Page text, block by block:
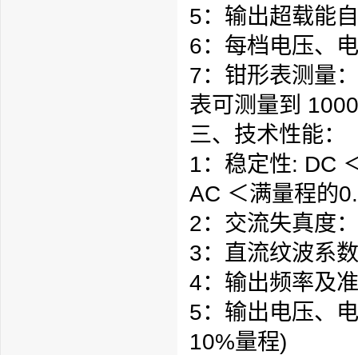
5：输出超载能
6：每档电压、
7：钳形表测量
表可测量到
三、技术性能：
1：稳定性: DC
AC ＜满量程的
2：交流失真
3：直流纹波系
4：输出频率及
5：输出电压、
10%量程)